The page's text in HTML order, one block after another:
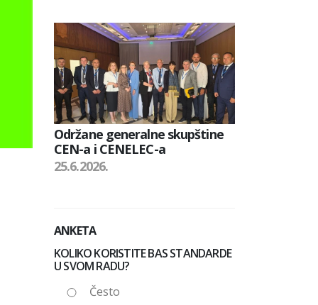
Održane generalne skupštine
CEN-a i CENELEC-a
25.6.2026.
ANKETA
KOLIKO KORISTITE BAS STANDARDE
U SVOM RADU?
Često